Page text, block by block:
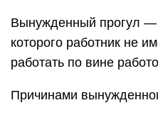
Вынужденный прогул —
которого работник не
работать по вине
Причинами